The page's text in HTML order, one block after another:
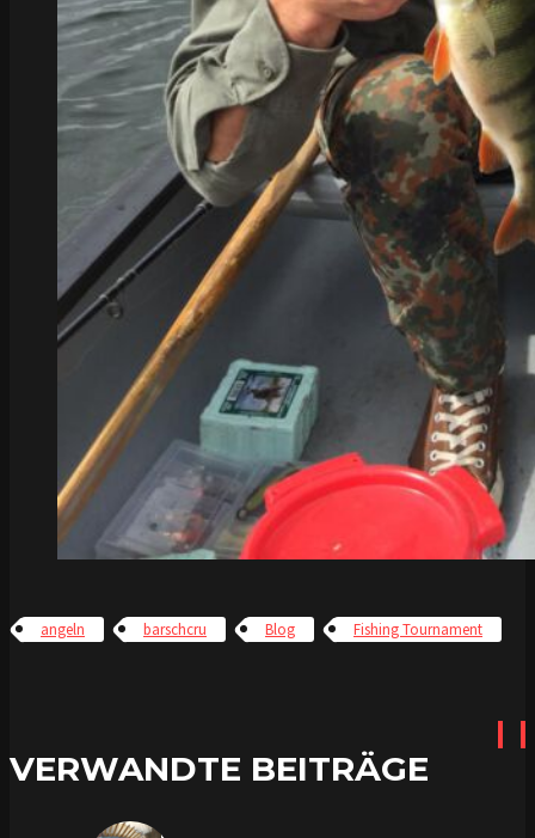
angeln barschcru Blog Fishing Tournament
VERWANDTE BEITRÄGE